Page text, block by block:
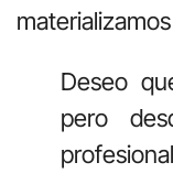
Deseo
pero